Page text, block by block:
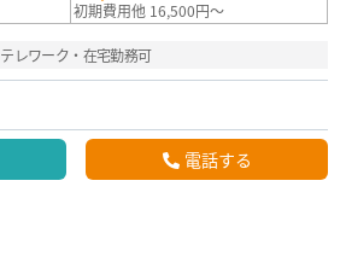
初期費用他 16,500円～
テレワーク・在宅勤務可
電話する